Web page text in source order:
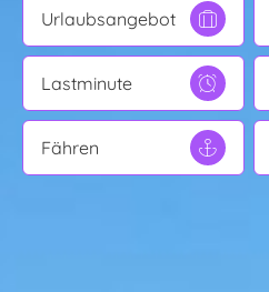
Urlaubsangebot
Lastminute
Fähren